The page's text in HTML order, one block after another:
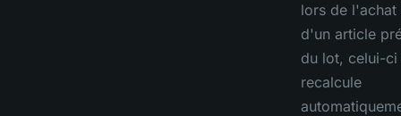
lors de l'achat
d'un article
du lot, celui-ci
recalcule